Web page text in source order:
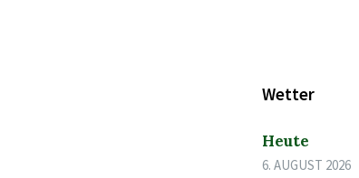
Wetter
Heute
6. AUGUST 2026